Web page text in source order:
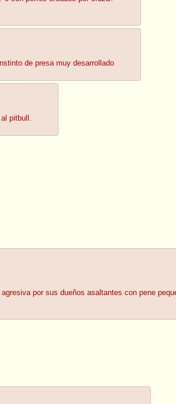
de presa muy desarrollado
pitbull.
por sus dueños asaltantes con pene